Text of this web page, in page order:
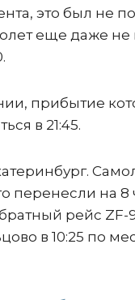
это был не
еще даже не
прибытие
в 21:45.
перенесли на 8
рейс ZF-
в 10:25 по